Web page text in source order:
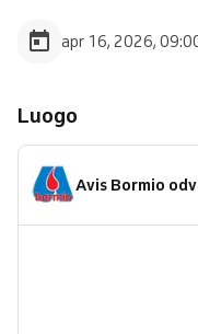
apr 16, 2026,
Luogo
Avis Bormio odv